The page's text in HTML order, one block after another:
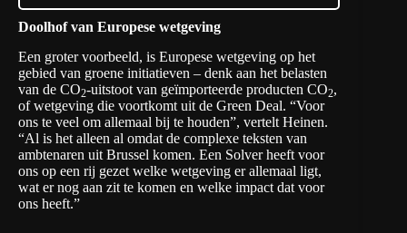
Doolhof van Europese wetgeving
Een groter voorbeeld, is Europese wetgeving op het
gebied van groene initiatieven – denk aan het belasten
van de CO2-uitstoot van geïmporteerde producten CO2,
of wetgeving die voortkomt uit de Green Deal. “Voor
ons te veel om allemaal bij te houden”, vertelt Heinen.
“Al is het alleen al omdat de complexe teksten van
ambtenaren uit Brussel komen. Een Solver heeft voor
ons op een rij gezet welke wetgeving er allemaal ligt,
wat er nog aan zit te komen en welke impact dat voor
ons heeft.”